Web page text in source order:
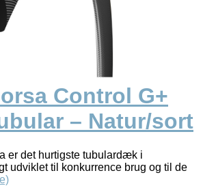
Control G+
– Natur/sort
er det hurtigste tubulardæk i
udviklet til konkurrence brug og til de